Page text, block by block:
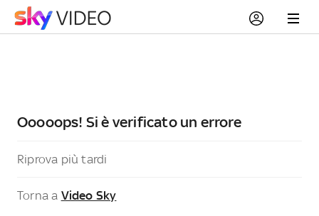
Ooooops! Si è verificato un errore
Riprova più tardi
Torna a Video Sky